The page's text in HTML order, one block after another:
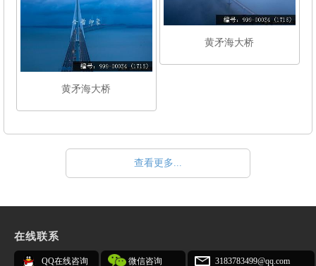
黄矛海大桥
黄矛海大桥
查看更多...
在线联系
QQ在线咨询 微信咨询 3183783499@qq.com